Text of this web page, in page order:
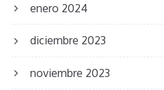
enero 2024
diciembre 2023
noviembre 2023